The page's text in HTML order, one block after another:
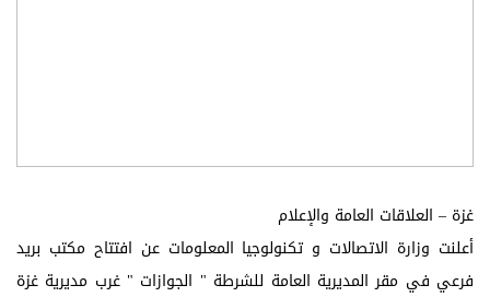
غزة – العلاقات العامة والإعلام
أعلنت وزارة الاتصالات و تكنولوجيا المعلومات عن افتتاح مكتب بريد
فرعي في مقر المديرية العامة للشرطة " الجوازات " غرب مديرية غزة